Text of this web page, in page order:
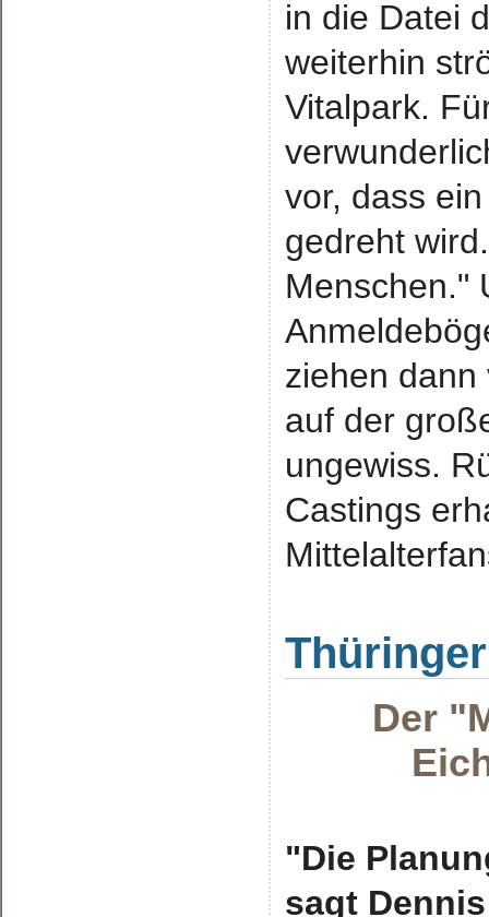
in die Datei
weiterhin
Vitalpark.
vor, dass
gedreht
Menschen."
ziehen dann
auf der
ungewiss.
Castings
Der
"Die
sagt